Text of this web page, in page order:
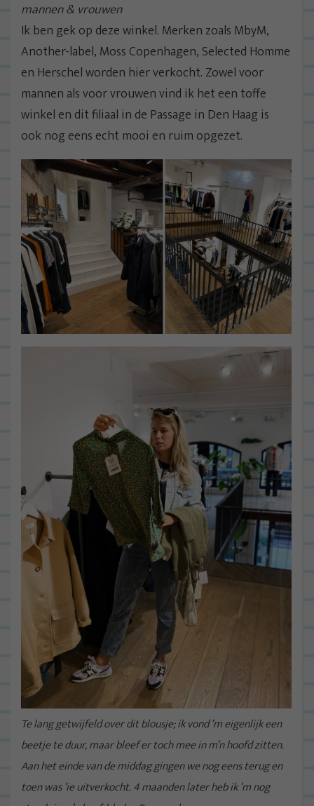
mannen & vrouwen
Ik ben gek op deze winkel. Merken zoals MbyM,
Another-label, Moss Copenhagen, Selected Homme
en Herschel worden hier verkocht. Zowel voor
mannen als voor vrouwen vind ik het een toffe
winkel en dit filiaal in de Passage in Den Haag is
ook nog eens echt mooi en ruim opgezet.
Te lang getwijfeld over dit blousje; ik vond ‘m eigenlijk een
beetje te duur, maar bleef er toch mee in m’n hoofd zitten.
Aan het einde van de middag gingen we nog eens terug en
toen was ‘ie uitverkocht. 4 maanden later heb ik ‘m nog